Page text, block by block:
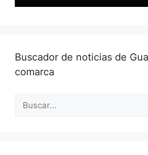
Buscador de noticias de
comarca
Buscar: